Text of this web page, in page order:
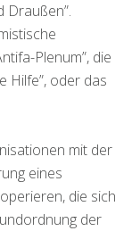
Draußen”.
Plenum”, die
Hilfe”, oder das
mit der
eines
die sich
der